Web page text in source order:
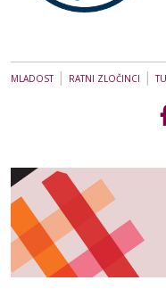
MLADOST| RATNI ZLOČINCI |